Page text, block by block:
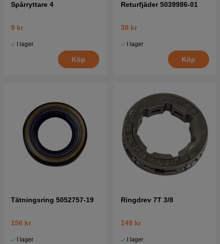
Spårryttare 4
9 kr
I lager
Köp
Returfjäder 5039986-01
38 kr
I lager
Köp
Tätningsring 5052757-19
156 kr
I lager
Ringdrev 7T 3/8
149 kr
I lager